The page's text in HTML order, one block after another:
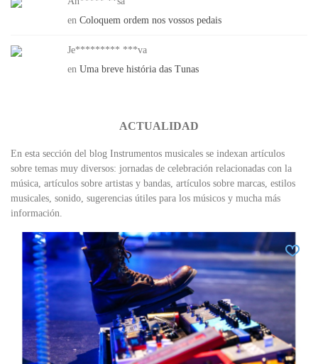
en Coloquem ordem nos vossos pedais
Je********* ***va
en Uma breve história das Tunas
ACTUALIDAD
En esta sección del blog Instrumentos musicales se indexan artículos
sobre temas muy diversos: jornadas de celebración relacionadas con la
música, artículos sobre artistas y bandas, artículos sobre marcas, estilos
musicales, sonido, sugerencias útiles para los músicos y mucha más
información.